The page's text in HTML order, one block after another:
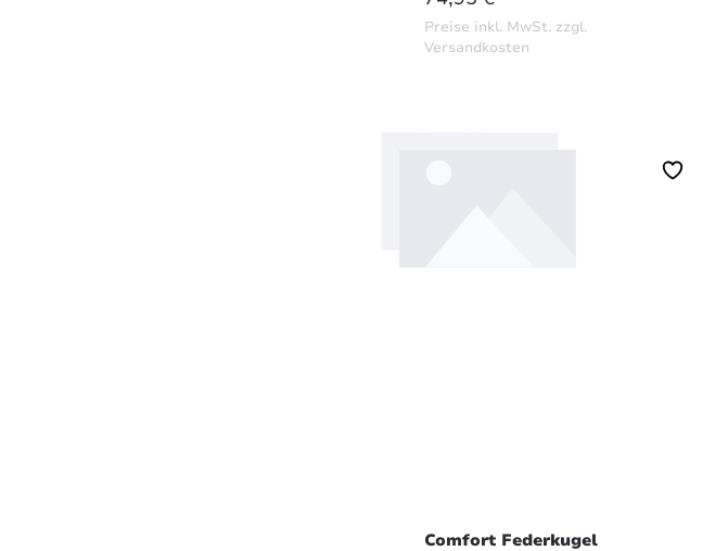
Preise inkl. MwSt. zzgl.
Versandkosten
Comfort Federkugel